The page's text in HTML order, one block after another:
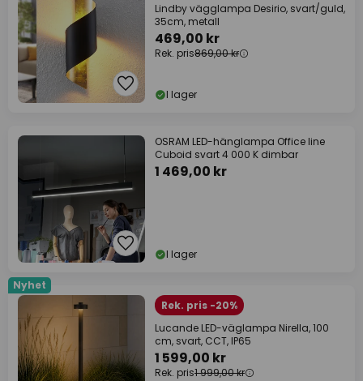
Lindby vägglampa Desirio, svart/guld,
35cm, metall
469,00 kr
Rek. pris869,00 kr
I lager
OSRAM LED-hänglampa Office line
Cuboid svart 4 000 K dimbar
1 469,00 kr
I lager
Nyhet
Rek. pris -20%
Lucande LED-väglampa Nirella, 100
cm, svart, CCT, IP65
1 599,00 kr
Rek. pris1 999,00 kr